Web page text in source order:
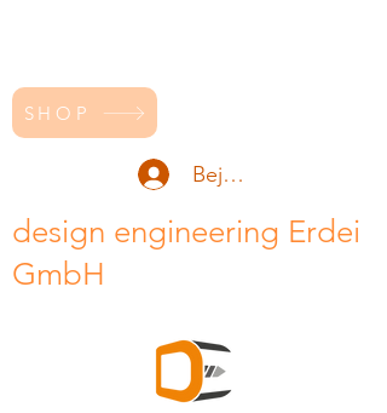
SHOP
Bejelentkezés
design engineering Erdei
GmbH